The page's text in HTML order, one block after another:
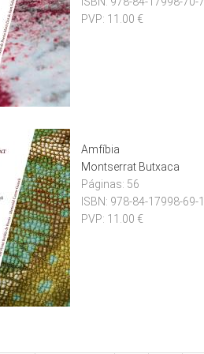
PVP: 11.00 €
Amfíbia
Montserrat Butxaca
Páginas: 56
ISBN: 978-84-17998-69-1
PVP: 11.00 €